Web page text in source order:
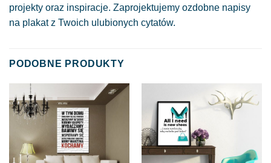
projekty oraz inspiracje. Zaprojektujemy ozdobne napisy
na plakat z Twoich ulubionych cytatów.
PODOBNE PRODUKTY